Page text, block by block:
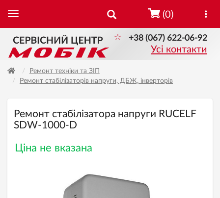
+38 (067) 622-06-92
Усі контакти
(0)
Ремонт техніки та ЗІП
Ремонт стабілізаторів напруги, ДБЖ, інверторів
Ремонт стабілізатора напруги RUCELF
SDW-1000-D
Ціна не вказана